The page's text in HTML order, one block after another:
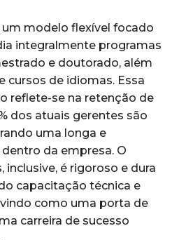
modelo flexível focado
integralmente programas
e doutorado, além
cursos de idiomas. Essa
reflete-se na retenção de
dos atuais gerentes são
uma longa e
da empresa. O
inclusive, é rigoroso e dura
capacitação técnica e
como uma porta de
carreira de sucesso